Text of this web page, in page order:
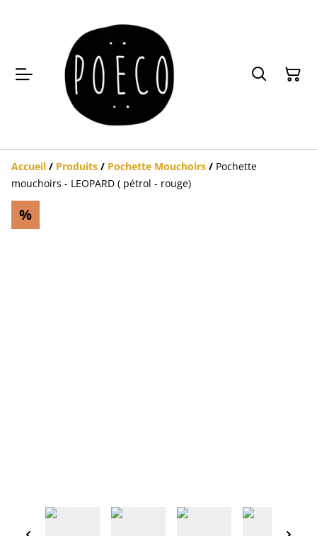
Accueil / Produits / Pochette Mouchoirs / Pochette
mouchoirs - LEOPARD ( pétrol - rouge)
%